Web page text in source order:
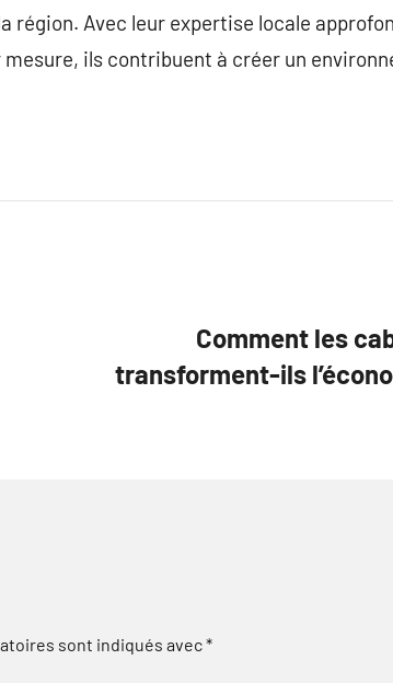
région. Avec leur expertise locale
ils contribuent à créer un
Comment les
transforment-ils
sont indiqués avec*